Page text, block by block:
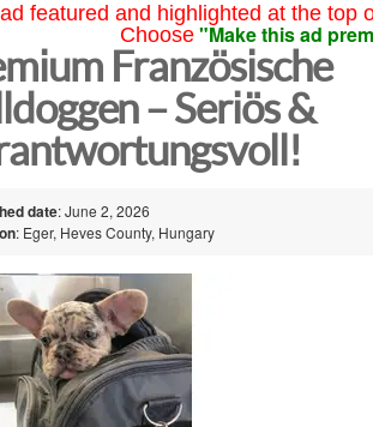
featured and highlighted at the top
Choose "Make this ad
Französische
– Seriös &
date: June 2, 2026
: Eger, Heves County, Hungary